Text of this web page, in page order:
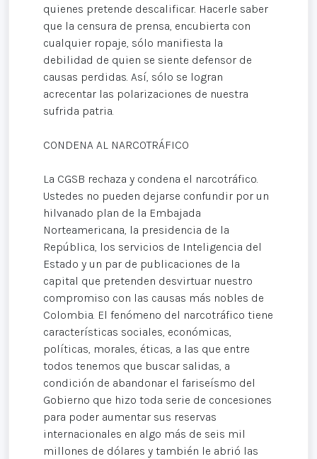
quienes pretende descalificar. Hacerle saber
que la censura de prensa, encubierta con
cualquier ropaje, sólo manifiesta la
debilidad de quien se siente defensor de
causas perdidas. Así, sólo se logran
acrecentar las polarizaciones de nuestra
sufrida patria.
CONDENA AL NARCOTRÁFICO
La CGSB rechaza y condena el narcotráfico.
Ustedes no pueden dejarse confundir por un
hilvanado plan de la Embajada
Norteamericana, la presidencia de la
República, los servicios de Inteligencia del
Estado y un par de publicaciones de la
capital que pretenden desvirtuar nuestro
compromiso con las causas más nobles de
Colombia. El fenómeno del narcotráfico tiene
características sociales, económicas,
políticas, morales, éticas, a las que entre
todos tenemos que buscar salidas, a
condición de abandonar el fariseísmo del
Gobierno que hizo toda serie de concesiones
para poder aumentar sus reservas
internacionales en algo más de seis mil
millones de dólares y también le abrió las